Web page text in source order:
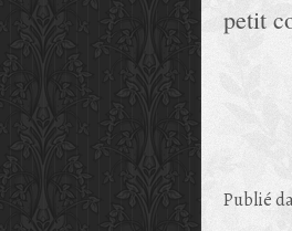
petit
Publié